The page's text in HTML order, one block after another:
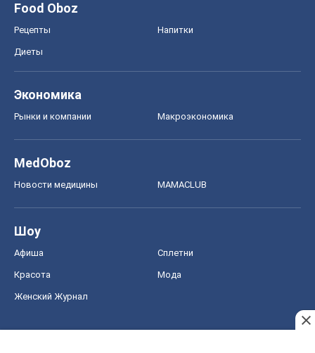
Food Oboz
Рецепты Напитки
Диеты
Экономика
Рынки и компании Mакроэкономика
MedOboz
Новости медицины MAMACLUB
Шоу
Афиша Сплетни
Красота Мода
Женский Журнал